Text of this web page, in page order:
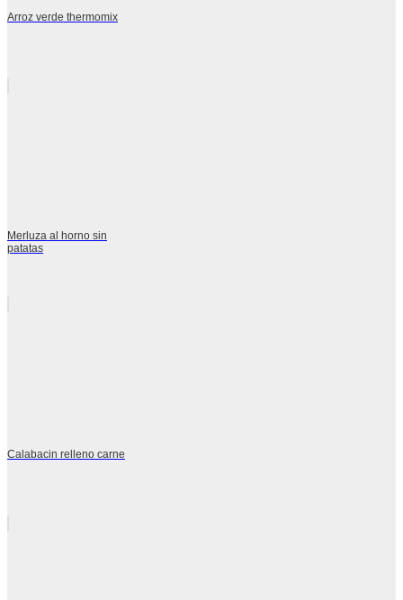
Arroz verde thermomix
Merluza al horno sin
patatas
Calabacin relleno carne